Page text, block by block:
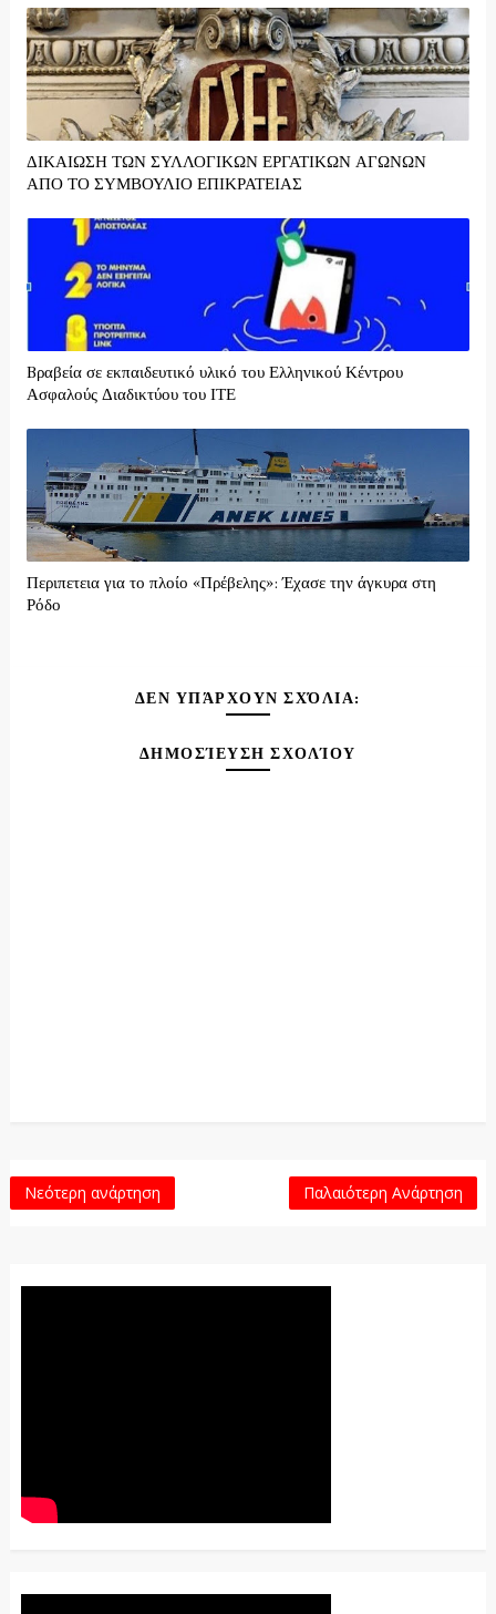
ΔΙΚΑΙΩΣΗ ΤΩΝ ΣΥΛΛΟΓΙΚΩΝ ΕΡΓΑΤΙΚΩΝ ΑΓΩΝΩΝ
ΑΠΟ ΤΟ ΣΥΜΒΟΥΛΙΟ ΕΠΙΚΡΑΤΕΙΑΣ
Bραβεία σε εκπαιδευτικό υλικό του Ελληνικού Κέντρου
Ασφαλούς Διαδικτύου του ΙΤΕ
Περιπετεια για το πλοίο «Πρέβελης»: Έχασε την άγκυρα στη
Ρόδο
ΔΕΝ ΥΠΆΡΧΟΥΝ ΣΧΌΛΙΑ:
ΔΗΜΟΣΊΕΥΣΗ ΣΧΟΛΊΟΥ
Νεότερη ανάρτηση Παλαιότερη Ανάρτηση